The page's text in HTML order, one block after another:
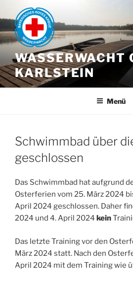
Inhalt
springen
WASSERWACHT
KARLSTEIN
Menü
Schwimmbad über
geschlossen
Das Schwimmbad hat aufgrund
Osterferien vom 25. März 2024
April 2024 geschlossen. Daher
2024 und 4. April 2024 kein
Das letzte Training vor den
März 2024 statt. Nach den
April 2024 mit dem Training wie